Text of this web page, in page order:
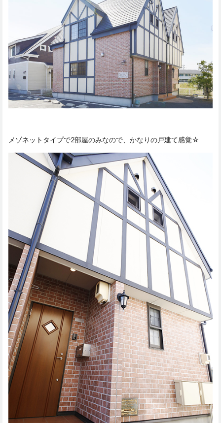
メゾネットタイプで2部屋のみなので、かなりの戸建て感覚☆